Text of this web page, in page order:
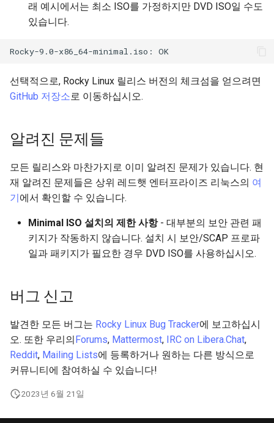
래 예시에서는 최소 ISO를 가정하지만 DVD ISO일 수도
있습니다.
선택적으로, Rocky Linux 릴리스 버전의 체크섬을 얻으려면
GitHub 저장소로 이동하십시오.
알려진 문제들
모든 릴리스와 마찬가지로 이미 알려진 문제가 있습니다. 현
재 알려진 문제들은 상위 레드햇 엔터프라이즈 리눅스의 여
기에서 확인할 수 있습니다.
Minimal ISO 설치의 제한 사항- 대부분의 보안 관련 패
키지가 작동하지 않습니다. 설치 시 보안/SCAP 프로파
일과 패키지가 필요한 경우 DVD ISO를 사용하십시오.
버그 신고
발견한 모든 버그는 Rocky Linux Bug Tracker에 보고하십시
오. 또한 우리의Forums, Mattermost, IRC on Libera.Chat,
Reddit, Mailing Lists에 등록하거나 원하는 다른 방식으로
커뮤니티에 참여하실 수 있습니다!
2023년 6월 21일